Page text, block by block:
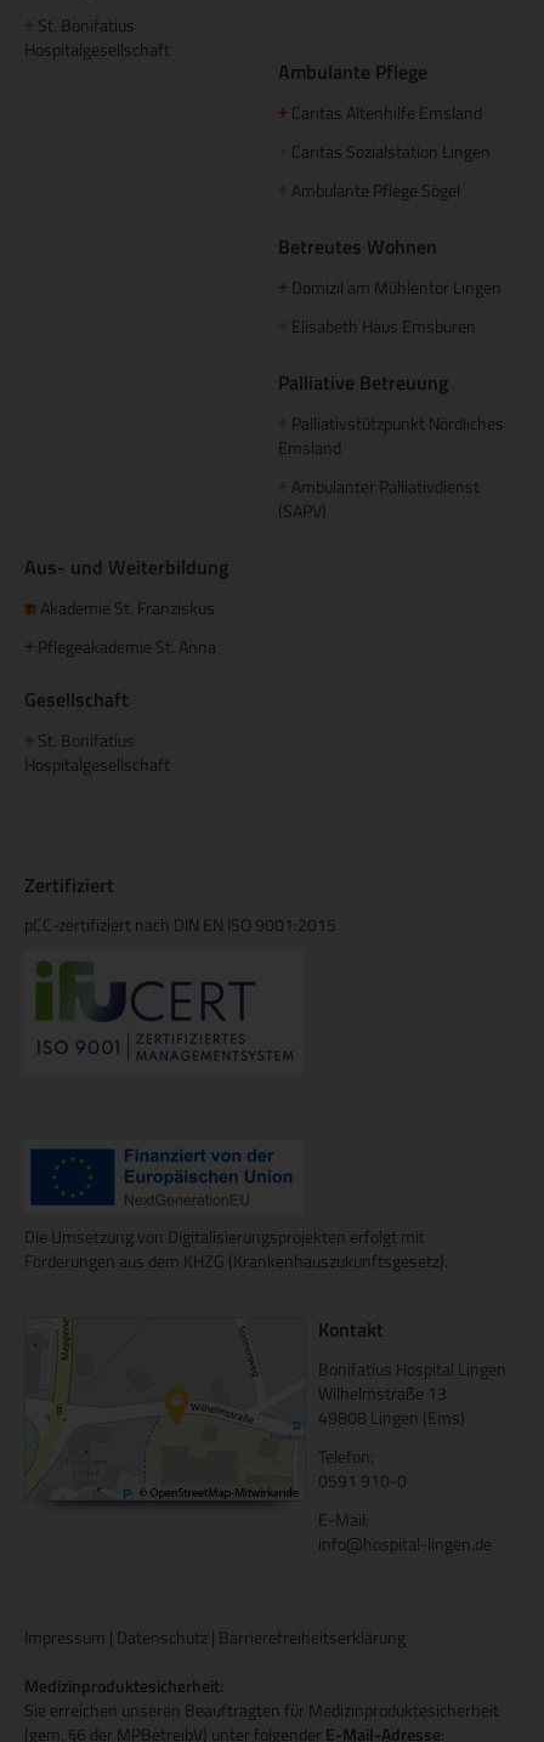
St. Bonifatius
Hospitalgesellschaft
Ambulante Pflege
+ Caritas Altenhilfe Emsland
+ Caritas Sozialstation Lingen
+ Ambulante Pflege Sögel
Betreutes Wohnen
Domizil am Mühlentor Lingen
Elisabeth Haus Emsbüren
Palliative Betreuung
+ Palliativstützpunkt Nördliches
Emsland
+ Ambulanter Palliativdienst
(SAPV)
Aus- und Weiterbildung
Akademie St. Franziskus
+ Pflegeakademie St. Anna
Gesellschaft
St. Bonifatius
Hospitalgesellschaft
Zertifiziert
pCC-zertifiziert nach DIN EN ISO 9001:2015
Die Umsetzung von Digitalisierungsprojekten erfolgt mit
Förderungen aus dem KHZG (Krankenhauszukunftsgesetz).
Kontakt
Bonifatius Hospital Lingen
Wilhelmstraße 13
49808 Lingen (Ems)
Telefon:
0591 910-0
E-Mail:
info@hospital-lingen.de
Impressum | Datenschutz| Barrierefreiheitserklärung
Medizinproduktesicherheit:
Sie erreichen unseren Beauftragten für Medizinproduktesicherheit
(gem. §6 der MPBetreibV) unter folgender E-Mail-Adresse: